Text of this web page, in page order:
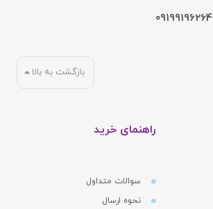
09199196264
راهنمای خرید
سوالات متداول
نحوه ارسال
بازگشت به بالا